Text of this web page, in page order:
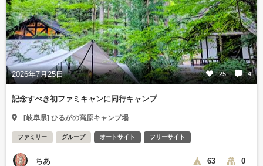
2026年7月25日 25 4
記念すべき初ファミキャンに同行キャンプ
[岐阜県] ひるがの高原キャンプ場
ファミリー グループ オートサイト フリーサイト
ちあ 63 0